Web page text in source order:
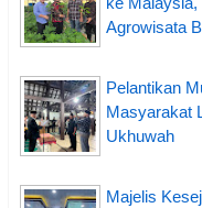
Agrowisata
Pelantikan
Masyarakat
Ukhuwah
Majelis